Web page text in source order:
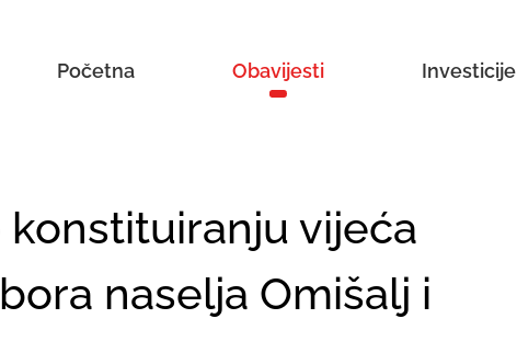
Početna Obavijesti Investicije
konstituiranju vijeća
naselja Omišalj i